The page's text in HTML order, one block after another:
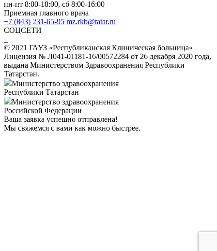
пн-пт 8:00-18:00, сб 8:00-16:00
Приемная главного врача
+7 (843) 231-65-95 mz.rkb@tatar.ru
СОЦСЕТИ
© 2021 ГАУЗ «Республиканская Клиническая больница»
Лицензия № Л041-01181-16/00572284 от 26 декабря 2020 года,
выдана Министерством Здравоохранения Республики
Татарстан.
Министерство здравоохранения
Республики Татарстан
Министерство здравоохранения
Российской Федерации
Ваша заявка успешно отправлена!
Мы свяжемся с вами как можно быстрее.